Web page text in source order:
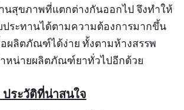
นสุขภาพที่แตกต่างกันออกไป จึงทำให้
ประทานได้ตามความต้องการมากขึ้น
ผลิตภัณฑ์ได้ง่าย ทั้งตามห้างสรรพ
หน่ายผลิตภัณฑ์ยาทั่วไปอีกด้วย
ระวัติที่น่าสนใจ